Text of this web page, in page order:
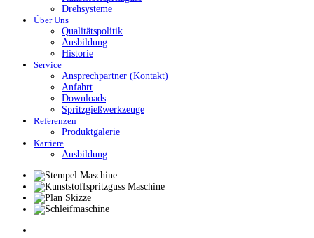
Drehsysteme
Über Uns
Qualitätspolitik
Ausbildung
Historie
Service
Ansprechpartner (Kontakt)
Anfahrt
Downloads
Spritzgießwerkzeuge
Referenzen
Produktgalerie
Karriere
Ausbildung